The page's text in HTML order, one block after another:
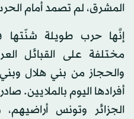
المشرق، لم تصمد أمام
إنَّها حرب طويلة شنّتها
مختلفة على القبائل
والحجاز من بني هلال
أفرادها اليوم بالملايين.
الجزائر وتونس